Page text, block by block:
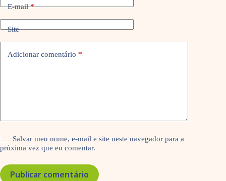
E-mail*
Site
Adicionar comentário *
Salvar meu nome, e-mail e site neste navegador para a
próxima vez que eu comentar.
Publicar comentário